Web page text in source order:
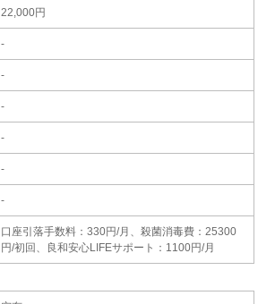
22,000円
-
-
-
-
-
-
口座引落手数料：330円/月、殺菌消毒費：25300
円/初回、良和安心LIFEサポート：1100円/月